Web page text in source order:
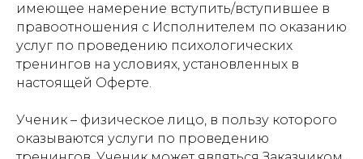
имеющее намерение вступить/вступившее в
правоотношения с Исполнителем по оказанию
услуг по проведению психологических
тренингов на условиях, установленных в
настоящей Оферте.
Ученик – физическое лицо, в пользу которого
оказываются услуги по проведению